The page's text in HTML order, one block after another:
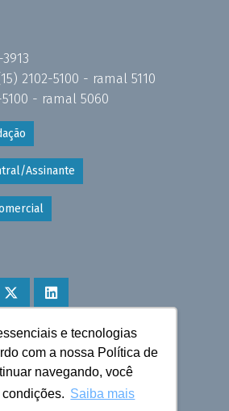
e tecnologias
com a nossa Política de
navegando, você
Saiba mais
2102-5100 - ramal 5110
5100 - ramal 5060
Assinante